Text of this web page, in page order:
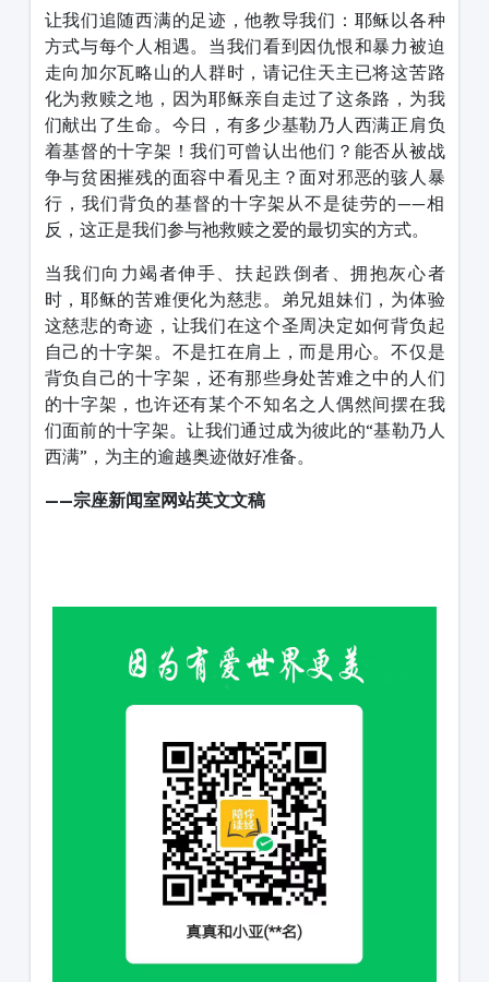
让我们追随西满的足迹，他教导我们：耶稣以各种
方式与每个人相遇。当我们看到因仇恨和暴力被迫
走向加尔瓦略山的人群时，请记住天主已将这苦路
化为救赎之地，因为耶稣亲自走过了这条路，为我
们献出了生命。今日，有多少基勒乃人西满正肩负
着基督的十字架！我们可曾认出他们？能否从被战
争与贫困摧残的面容中看见主？面对邪恶的骇人暴
行，我们背负的基督的十字架从不是徒劳的——相
反，这正是我们参与祂救赎之爱的最切实的方式。
当我们向力竭者伸手、扶起跌倒者、拥抱灰心者
时，耶稣的苦难便化为慈悲。弟兄姐妹们，为体验
这慈悲的奇迹，让我们在这个圣周决定如何背负起
自己的十字架。不是扛在肩上，而是用心。不仅是
背负自己的十字架，还有那些身处苦难之中的人们
的十字架，也许还有某个不知名之人偶然间摆在我
们面前的十字架。让我们通过成为彼此的“基勒乃人
西满”，为主的逾越奥迹做好准备。
——宗座新闻室网站英文文稿